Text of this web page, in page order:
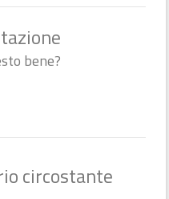
bene?
circostante